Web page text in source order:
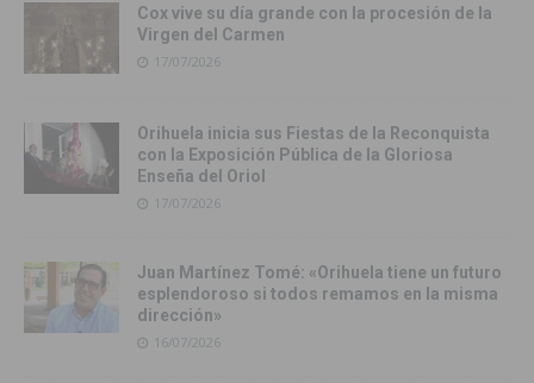
Cox vive su día grande con la procesión de la
Virgen del Carmen
17/07/2026
Orihuela inicia sus Fiestas de la Reconquista
con la Exposición Pública de la Gloriosa
Enseña del Oriol
17/07/2026
Juan Martínez Tomé: «Orihuela tiene un futuro
esplendoroso si todos remamos en la misma
dirección»
16/07/2026